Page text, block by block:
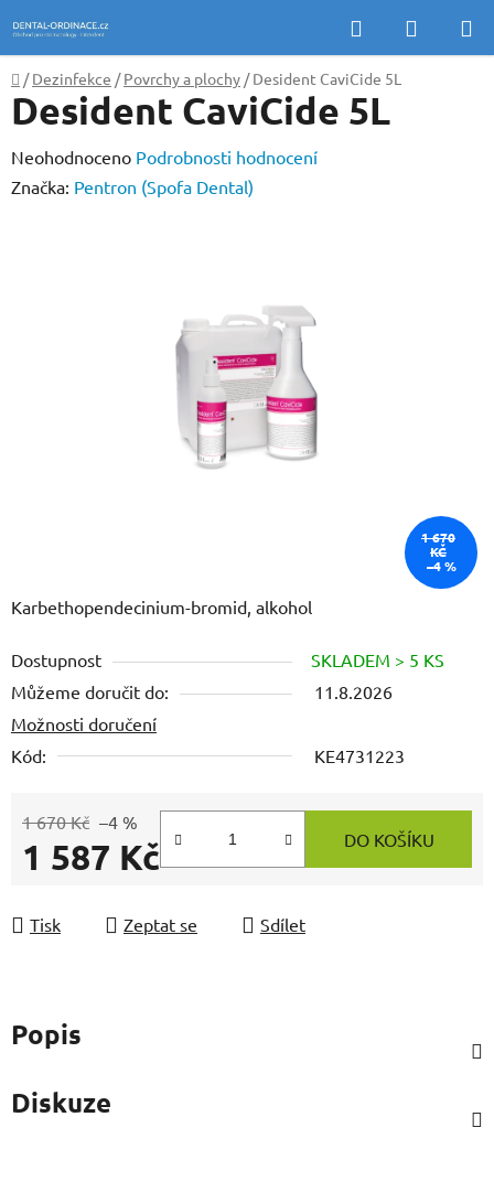
na
obsah
Hledat
KOŠÍK
Domů
/ Dezinfekce / Povrchy a plochy / Desident CaviCide 5L
Karbethopendecinium-bromid, alkohol
Dostupnost
SKLADEM > 5 KS
Můžeme doručit do:
11.8.2026
Možnosti doručení
Kód:
KE4731223
1 670 Kč –4 %
1 587 Kč DO KOŠÍKU
Tisk Zeptat se Sdílet
Desident CaviCide 5L
Průměrné
hodnocení
Neohodnoceno Podrobnosti hodnocení
Značka: Pentron (Spofa Dental)
1 670
KČ
–4 %
Popis
Diskuze